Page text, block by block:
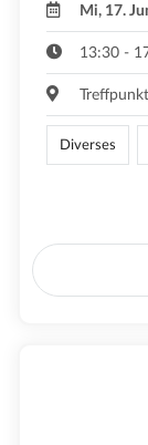
Mi, 17.
13:30 -
Diverses